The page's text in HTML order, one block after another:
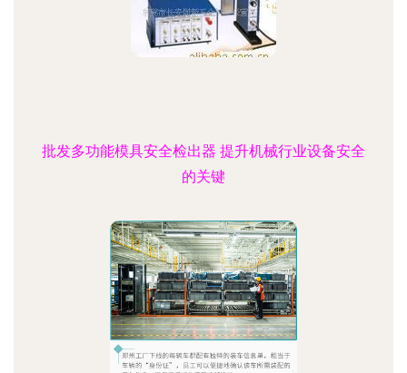
批发多功能模具安全检出器 提升机械行业设备安全
的关键